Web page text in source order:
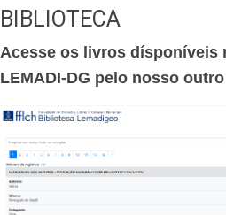
BIBLIOTECA
Acesse os livros dísponíveis
LEMADI-DG pelo nosso outro